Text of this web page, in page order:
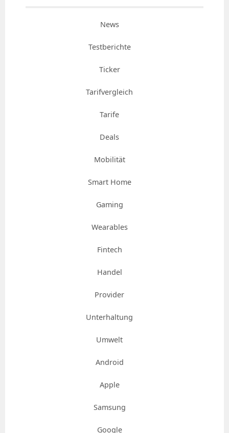
News
Testberichte
Ticker
Tarifvergleich
Tarife
Deals
Mobilität
Smart Home
Gaming
Wearables
Fintech
Handel
Provider
Unterhaltung
Umwelt
Android
Apple
Samsung
Google